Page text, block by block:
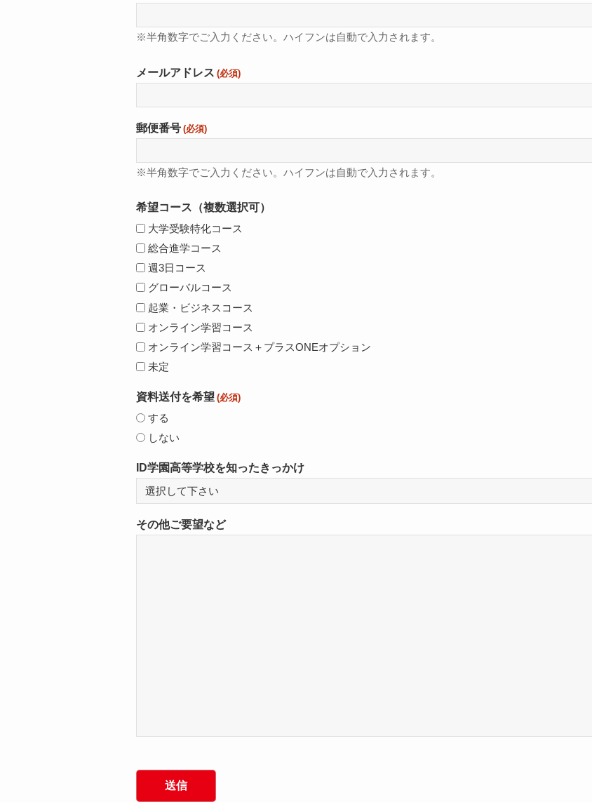
※半角数字でご入力ください。ハイフンは自動で入力されます。
メールアドレス (必須)
郵便番号 (必須)
※半角数字でご入力ください。ハイフンは自動で入力されます。
希望コース（複数選択可）
大学受験特化コース
総合進学コース
週3日コース
グローバルコース
起業・ビジネスコース
オンライン学習コース
オンライン学習コース＋プラスONEオプション
未定
資料送付を希望 (必須)
する
しない
ID学園高等学校を知ったきっかけ
その他ご要望など